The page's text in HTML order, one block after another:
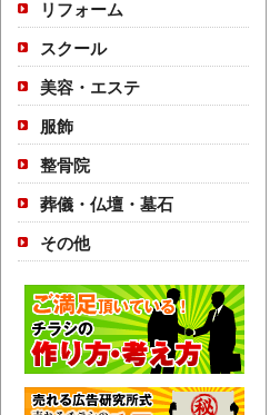
リフォーム
スクール
美容・エステ
服飾
整骨院
葬儀・仏壇・墓石
その他